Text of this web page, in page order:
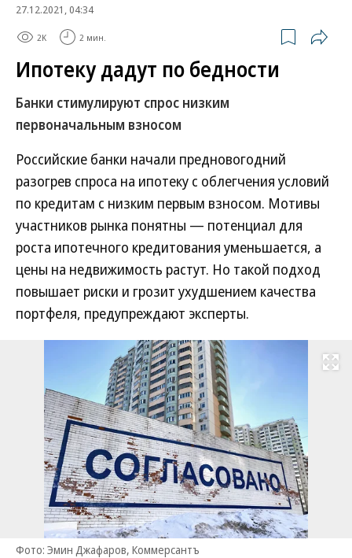
27.12.2021, 04:34
2K 2 мин.
Ипотеку дадут по бедности
Банки стимулируют спрос низким
первоначальным взносом
Российские банки начали предновогодний
разогрев спроса на ипотеку с облегчения условий
по кредитам с низким первым взносом. Мотивы
участников рынка понятны — потенциал для
роста ипотечного кредитования уменьшается, а
цены на недвижимость растут. Но такой подход
повышает риски и грозит ухудшением качества
портфеля, предупреждают эксперты.
Развернуть
Фото: Эмин Джафаров, Коммерсантъ